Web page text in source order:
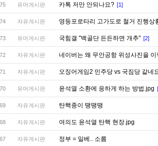
유머게시판 카톡 저만 안되나요? [1]
자유게시판 영등포로타리 고가도로 철거 진행상
유머게시판 국힘갤 "백골단 든든하면 개추" [2]
자유게시판 네이버는 왜 무안공항 위성사진을
자유게시판 오징어게임2 민주당 vs 국짐당 같네
유머게시판 윤석열 소환에 응하게 하는 방법.jpg
자유게시판 탄핵종이 땡땡땡
자유게시판 여의도 윤석열 탄핵 현장.jpg
자유게시판 정부 = 일베.. 소름